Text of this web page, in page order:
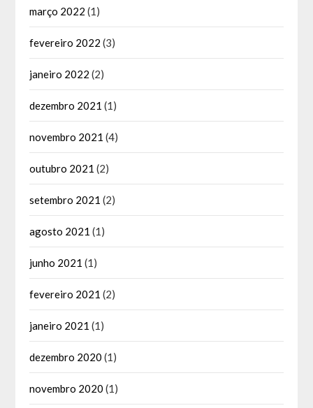
março 2022 (1)
fevereiro 2022 (3)
janeiro 2022 (2)
dezembro 2021 (1)
novembro 2021 (4)
outubro 2021 (2)
setembro 2021 (2)
agosto 2021 (1)
junho 2021 (1)
fevereiro 2021 (2)
janeiro 2021 (1)
dezembro 2020 (1)
novembro 2020 (1)